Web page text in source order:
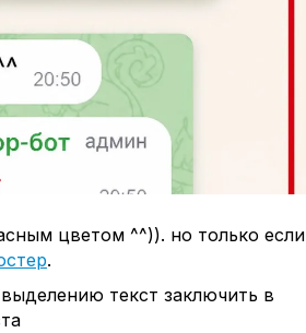
цветом ^^)). но только если
.
текст заключить в